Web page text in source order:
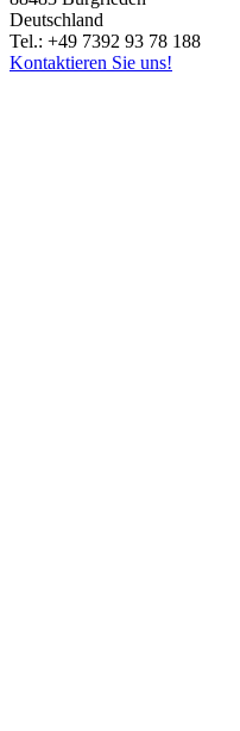
Deutschland
Tel.: +49 7392 93 78 188
Kontaktieren Sie uns!